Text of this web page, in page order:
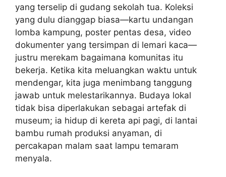
yang terselip di gudang sekolah tua. Koleksi
yang dulu dianggap biasa—kartu undangan
lomba kampung, poster pentas desa, video
dokumenter yang tersimpan di lemari kaca—
justru merekam bagaimana komunitas itu
bekerja. Ketika kita meluangkan waktu untuk
mendengar, kita juga menimbang tanggung
jawab untuk melestarikannya. Budaya lokal
tidak bisa diperlakukan sebagai artefak di
museum; ia hidup di kereta api pagi, di lantai
bambu rumah produksi anyaman, di
percakapan malam saat lampu temaram
menyala.